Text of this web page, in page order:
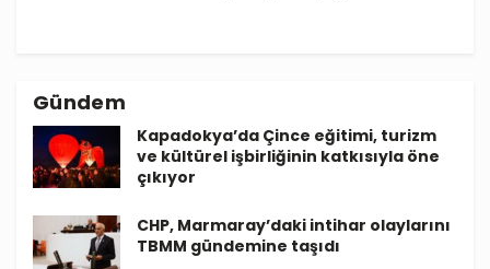
Gündem
Kapadokya’da Çince eğitimi, turizm
ve kültürel işbirliğinin katkısıyla öne
çıkıyor
CHP, Marmaray’daki intihar olaylarını
TBMM gündemine taşıdı